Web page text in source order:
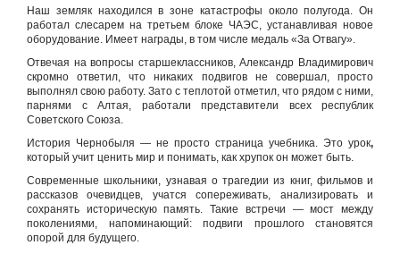
Наш земляк находился в зоне катастрофы около полугода. Он
работал слесарем на третьем блоке ЧАЭС, устанавливая новое
оборудование. Имеет награды, в том числе медаль «За Отвагу».
Отвечая на вопросы старшеклассников, Александр Владимирович
скромно ответил, что никаких подвигов не совершал, просто
выполнял свою работу. Зато с теплотой отметил, что рядом с ними,
парнями с Алтая, работали представители всех республик
Советского Союза.
История Чернобыля — не просто страница учебника. Это урок,
который учит ценить мир и понимать, как хрупок он может быть.
Современные школьники, узнавая о трагедии из книг, фильмов и
рассказов очевидцев, учатся сопереживать, анализировать и
сохранять историческую память. Такие встречи — мост между
поколениями, напоминающий: подвиги прошлого становятся
опорой для будущего.